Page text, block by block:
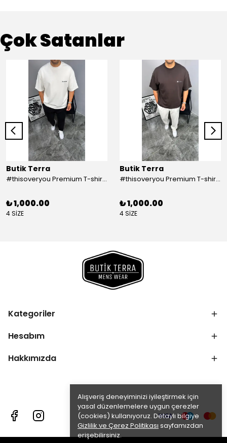
Alışveriş deneyiminizi iyileştirmek için
yasal düzenlemelere uygun çerezler
(cookies) kullanıyoruz. Detaylı bilgiye
Gizlilik ve Çerez Politikası sayfamızdan
erişebilirsiniz.
Çok Satanlar
Butik Terra
#thisoveryou Premium T-shirt Beyaz
₺ 1,000.00
4 SİZE
Butik Terra
#thisoveryou Premium T-shirt Kahve
₺ 1,000.00
4 SİZE
Kategoriler
Hesabım
Hakkımızda